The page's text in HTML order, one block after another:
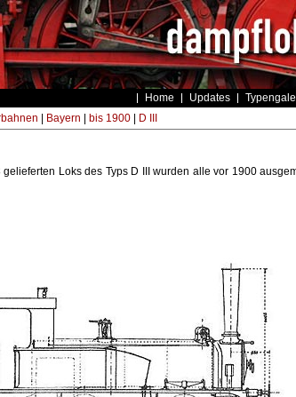
Home Updates
Bayern bis 1900| D III
gelieferten Loks des Typs D III wurden alle vor 1900